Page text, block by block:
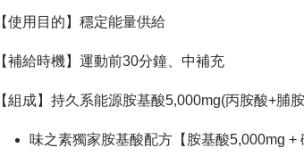
【使用目的】穩定能量供給
【補給時機】運動前30分鐘、中補充
【組成】持久系能源胺基酸5,000mg(丙胺酸+脯
味之素獨家胺基酸配方【胺基酸5,000mg +